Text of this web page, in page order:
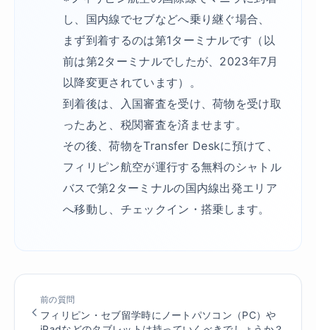
し、国内線でセブなどへ乗り継ぐ場合、
まず到着するのは第1ターミナルです（以
前は第2ターミナルでしたが、2023年7月
以降変更されています）。
到着後は、入国審査を受け、荷物を受け取
ったあと、税関審査を済ませます。
その後、荷物をTransfer Deskに預けて、
フィリピン航空が運行する無料のシャトル
バスで第2ターミナルの国内線出発エリア
へ移動し、チェックイン・搭乗します。
前の質問
フィリピン・セブ留学時にノートパソコン（PC）や